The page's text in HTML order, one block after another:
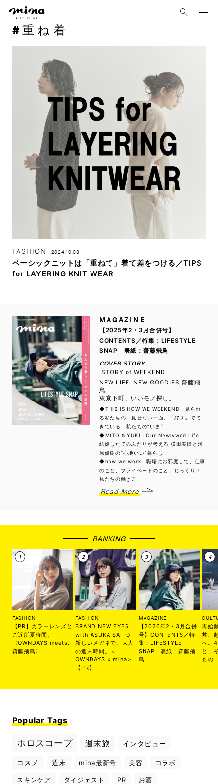
重ね着
FASHION 2024.10.08
ベーシックニットは「重ねて」着て差をつける／TIPS
for LAYERING KNIT WEAR
MAGAZINE
【2025年2・3月合併号】
CONTENTS／特集：LIFESTYLE
SNAP 表紙：齋藤飛鳥
COVER STORY
STORY of WEEKEND
NEW LIFE, NEW GOODIES 齋藤飛
鳥
東京下町、いいモノ探し。
◆THIS IS HOW WE WEEKEND 見られ
る私たちの、見せない一面。「好き」でで
きている、私たちの“いま”
◆MITO & YUKI：Our Newlywed Life
結婚したてのふたりが考える 横田美憧と河
原優樹の“心地いい”暮らし
◆how we work 職場にお邪魔して、仕事
のこと、プライベートのこと、じっくり！
私たちの働き方
Read More
RANKING
FASHION
【PR】カラーレンズと
ご近所夏時間。
〈OWNDAYS meets.
齋藤飛鳥〉
FASHION
BRAND NEW EYES
with ASUKA SAITO
新しいメガネで、大人
の週末時間。＜
OWNDAYS × mina＞
【PR】
MAGAZINE
【2026年2・3月合併
号】CONTENTS／特
集：LIFESTYLE
SNAP 表紙：齋藤飛
鳥
再始
丼、
へ。
と、
もの
Popular Tags
ホロスコープ 週末旅 インタビュー
コスメ 週末 mina最新号 美容 コラボ
スキンケア ダイジェスト PR お酒